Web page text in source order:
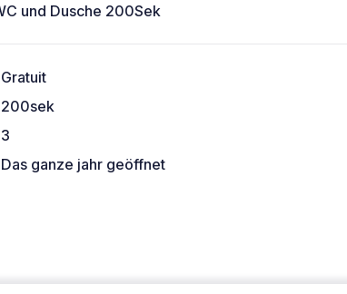
und Dusche 200Sek
Gratuit
200sek
3
Das ganze jahr geöffnet